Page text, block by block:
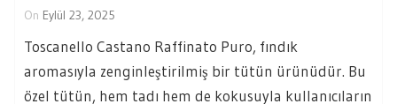
On Eylül 23, 2025
Toscanello Castano Raffinato Puro, fındık
aromasıyla zenginleştirilmiş bir tütün ürünüdür. Bu
özel tütün, hem tadı hem de kokusuyla kullanıcıların